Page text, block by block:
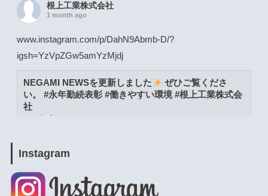
根上工業株式会社
1 month ago
www.instagram.com/p/DahN9Abmb-D/?
igsh=YzVpZGw5amYzMjdj
NEGAMI NEWSを更新しました
ぜひご覧くださ
い。 #永年勤続表彰 #働きやすい環境 #根上工業株式会
社
www.instagram.com
根上工業株式会社
1 month ago
Instagram